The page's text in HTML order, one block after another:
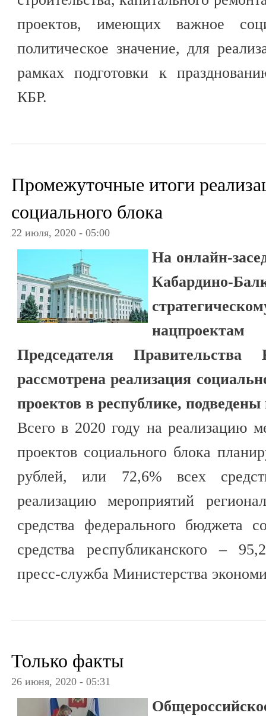
проектов, имеющих важное
политическое значение, для
рамках подготовки к
КБР.
Промежуточные итоги
социального блока
22 июля, 2020 - 05:00
На онлайн-
Кабардино-
Председателя
рассмотрена реализация
проектов в республике,
Всего в 2020 году на реализацию
проектов социального блока
рублей, или 72,6% всех
реализацию мероприятий
средства федерального бюджета
средства республиканского –
пресс-служба Министерства
Только факты
26 июня, 2020 - 05:31